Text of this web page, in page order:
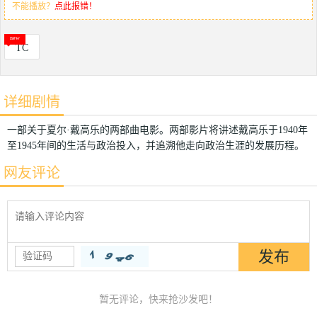
不能播放？ 点此报错！
TC
详细剧情
一部关于夏尔·戴高乐的两部曲电影。两部影片将讲述戴高乐于1940年
至1945年间的生活与政治投入，并追溯他走向政治生涯的发展历程。
网友评论
暂无评论，快来抢沙发吧！